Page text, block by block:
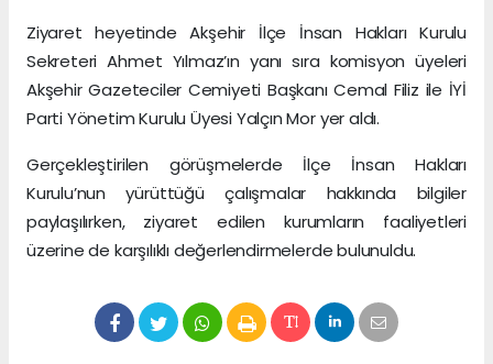
Ziyaret heyetinde Akşehir İlçe İnsan Hakları Kurulu
Sekreteri Ahmet Yılmaz’ın yanı sıra komisyon üyeleri
Akşehir Gazeteciler Cemiyeti Başkanı Cemal Filiz ile İYİ
Parti Yönetim Kurulu Üyesi Yalçın Mor yer aldı.
Gerçekleştirilen görüşmelerde İlçe İnsan Hakları
Kurulu’nun yürüttüğü çalışmalar hakkında bilgiler
paylaşılırken, ziyaret edilen kurumların faaliyetleri
üzerine de karşılıklı değerlendirmelerde bulunuldu.